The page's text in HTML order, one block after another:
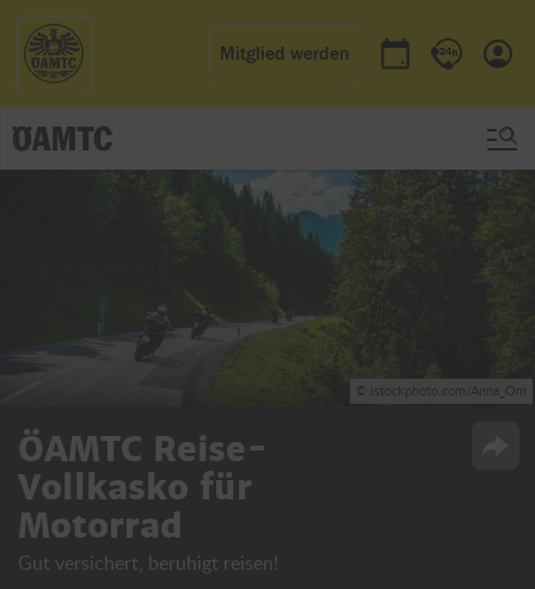
Mitglied werden
Termin buchen
Kontakt &
© istockphoto.com/Anna_Om
ÖAMTC Reise-
Vollkasko für
Motorrad
Gut versichert, beruhigt reisen!